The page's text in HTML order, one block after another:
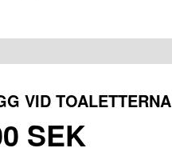
VID TOALETTERNA
SEK